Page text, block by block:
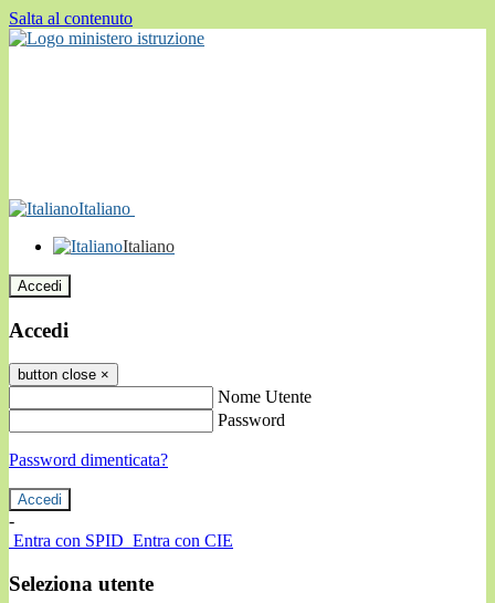
Salta al contenuto
Italiano
Italiano
Accedi
Accedi
button close ×
Nome Utente
Password
Password dimenticata?
-
Entra con SPID Entra con CIE
Seleziona utente